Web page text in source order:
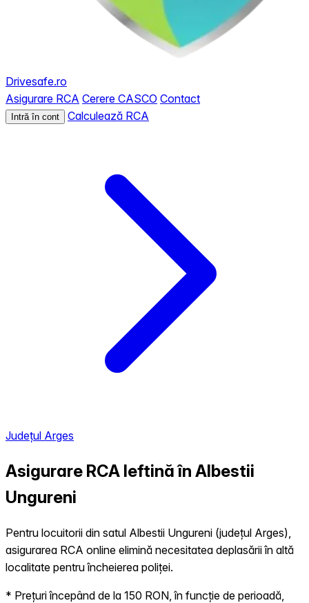
Drivesafe.ro
Asigurare RCA Cerere CASCO Contact
Intră în cont Calculează RCA
Județul Arges
Asigurare RCA Ieftină în Albestii
Ungureni
Pentru locuitorii din satul Albestii Ungureni (județul Arges),
asigurarea RCA online elimină necesitatea deplasării în altă
localitate pentru încheierea poliței.
* Prețuri începând de la 150 RON, în funcție de perioadă,